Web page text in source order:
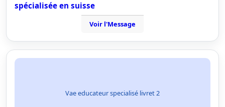
spécialisée en suisse
Voir l'Message
Vae educateur specialisé livret 2